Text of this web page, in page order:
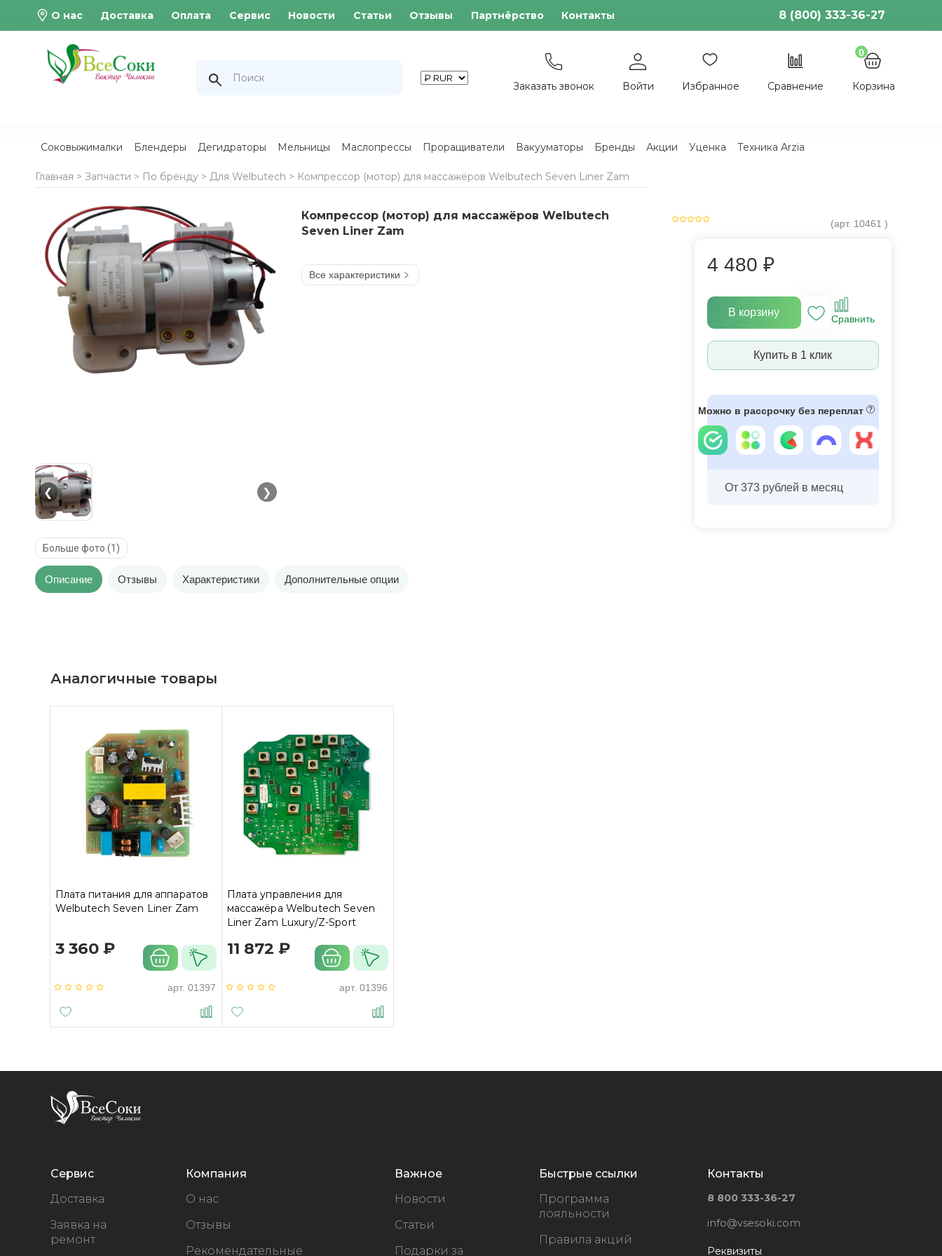
О нас Доставка Оплата Сервис Новости Статьи Отзывы Партнёрство Контакты 8 (800) 333-36-27
Заказать звонок Войти Избранное Сравнение
0
Корзина
Соковыжималки Блендеры Дегидраторы Мельницы Маслопрессы Проращиватели Вакууматоры Бренды Акции Уценка Техника Arzia
Главная > Запчасти > По бренду> Для Welbutech > Компрессор (мотор) для массажёров Welbutech Seven Liner Zam
❮ ❯
Больше фото (1)
Компрессор (мотор) для массажёров Welbutech
Seven Liner Zam
(арт. 10461 )
4 480 ₽
В корзину
Сравнить
Купить в 1 клик
Можно в рассрочку без переплат
От 373 рублей в месяц
Все характеристики
Описание Отзывы Характеристики Дополнительные опции
Аналогичные товары
Плата питания для аппаратов
Welbutech Seven Liner Zam
3 360 ₽
арт. 01397
Плата управления для
массажёра Welbutech Seven
Liner Zam Luxury/Z-Sport
11 872 ₽
арт. 01396
Сервис
Доставка
Заявка на
ремонт
Компания
О нас
Отзывы
Рекомендательные
Важное
Новости
Статьи
Подарки за
Быстрые ссылки
Программа
лояльности
Правила акций
Контакты
8 800 333-36-27
info@vsesoki.com
Реквизиты